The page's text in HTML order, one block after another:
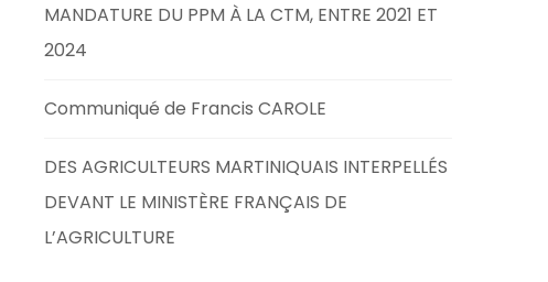
MANDATURE DU PPM À LA CTM, ENTRE 2021 ET
2024
Communiqué de Francis CAROLE
DES AGRICULTEURS MARTINIQUAIS INTERPELLÉS
DEVANT LE MINISTÈRE FRANÇAIS DE
L’AGRICULTURE